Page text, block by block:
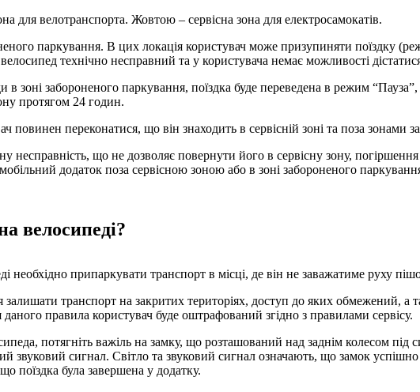
для велотранспорта. Жовтою – сервісна зона для електросамокатів.
паркування. В цих локація користувач може призупиняти поїздку
технічно несправний та у користувача немає можливості
зоні забороненого паркування, поїздка буде переведена в режим
протягом 24 годин.
повинен переконатися, що він знаходить в сервісній зоні та поза зонами
несправність, що не дозволяє повернути його в сервісну зону,
додаток поза сервісною зоною або в зоні забороненого
велосипеді?
необхідно припаркувати транспорт в місці, де він не заважатиме руху
транспорт на закритих територіях, доступ до яких обмежений, а
правила користувач буде оштрафований згідно з правилами сервісу.
потягніть важіль на замку, що розташований над заднім колесом під
звуковий сигнал. Світло та звуковий сигнал означають, що замок
поїздка була завершена у додатку.